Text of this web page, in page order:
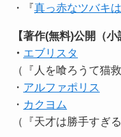
・『真っ赤なツバキ
【著作(無料)公開（小
・ エブリスタ
（『人を喰ろうて猫
・ アルファポリス
・ カクヨム
（『天才は勝手すぎ